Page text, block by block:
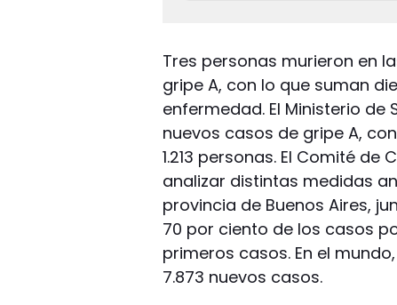
Tres personas murieron en
gripe A, con lo que suman
enfermedad. El Ministerio
nuevos casos de gripe A,
1.213 personas. El Comité
analizar distintas medidas
provincia de Buenos Aires,
70 por ciento de los casos
primeros casos. En el
7.873 nuevos casos.